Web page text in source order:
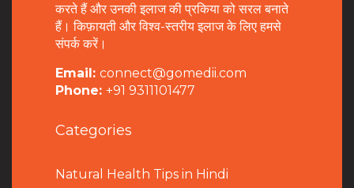
करते हैं और उनकी इलाज की प्रकिया को सरल बनाते
हैं। किफ़ायती और विश्व-स्तरीय इलाज के लिए हमसे
संपर्क करें।
Email: connect@gomedii.com
Phone: +91 9311101477
Categories
Natural Health Tips in Hindi